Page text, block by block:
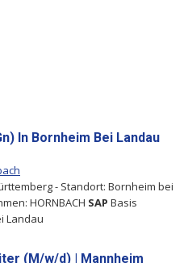
In Bornheim Bei Landau
- Standort: Bornheim bei
HORNBACH SAP Basis
Landau
(M/w/d) | Mannheim